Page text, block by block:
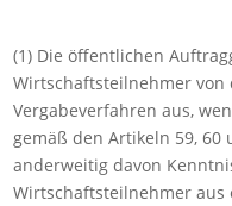
(1) Die öffentlichen
Wirtschaftsteilnehmer von
Vergabeverfahren aus,
gemäß den Artikeln 59,
anderweitig davon
Wirtschaftsteilnehmer